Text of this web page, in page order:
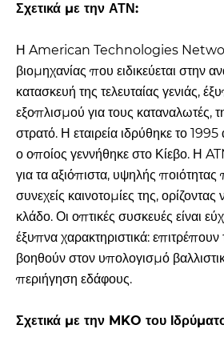
Σχετικά με την ΑΤΝ:
Η American Technologies Network
βιομηχανίας που ειδικεύεται στην
κατασκευή της τελευταίας γενιάς,
εξοπλισμού για τους καταναλωτές,
στρατό. Η εταιρεία ιδρύθηκε το
ο οποίος γεννήθηκε στο Κίεβο. Η
για τα αξιόπιστα, υψηλής ποιότητας
συνεχείς καινοτομίες της,
κλάδο. Οι οπτικές συσκευές είναι
έξυπνα χαρακτηριστικά: επιτρέπουν
βοηθούν στον υπολογισμό
περιήγηση εδάφους.
Σχετικά με την MKO του